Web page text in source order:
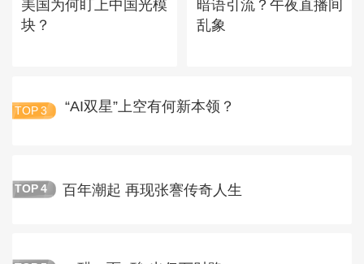
美国为何盯上中国光模
块？
暗语引流？午夜直播间
乱象
TOP 3 “AI双星”上空有何新本领？
TOP 4 百年潮起 再现张謇传奇人生